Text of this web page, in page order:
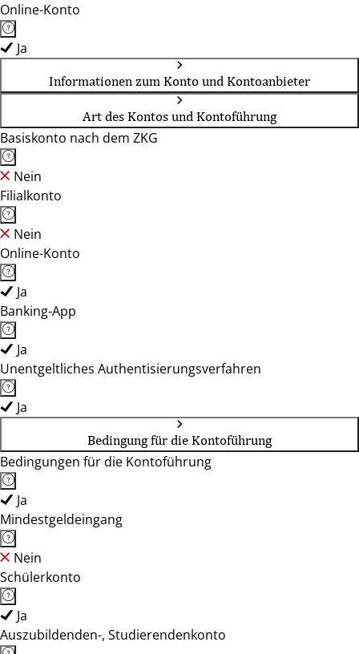
Online-Konto
Ja
Informationen zum Konto und Kontoanbieter
Art des Kontos und Kontoführung
Basiskonto nach dem ZKG
Nein
Filialkonto
Nein
Online-Konto
Ja
Banking-App
Ja
Unentgeltliches Authentisierungsverfahren
Ja
Bedingung für die Kontoführung
Bedingungen für die Kontoführung
Ja
Mindestgeldeingang
Nein
Schülerkonto
Ja
Auszubildenden-, Studierendenkonto